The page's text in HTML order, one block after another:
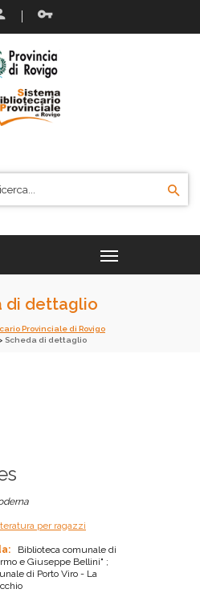
di dettaglio
Provinciale di Rovigo
Scheda di dettaglio
per ragazzi
Biblioteca comunale di
e Giuseppe Bellini" ;
di Porto Viro - La